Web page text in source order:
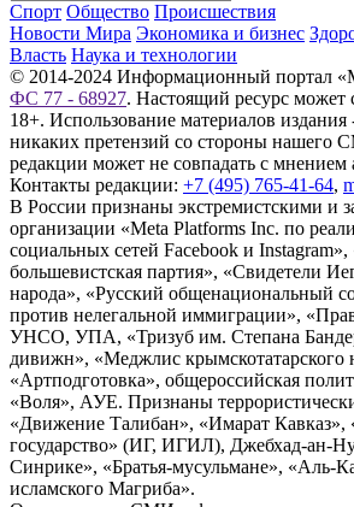
Спорт Общество Происшествия
Новости Мира Экономика и бизнес
Власть Наука и технологии
© 2014-2024 Информационный портал
ФС 77 - 68927. Настоящий ресурс может
18+. Использование материалов издания
никаких претензий со стороны нашего
редакции может не совпадать с мнением
Контакты редакции: +7 (495) 765-41-64,
В России признаны экстремистскими и
организации «Meta Platforms Inc. по
социальных сетей Facebook и
большевистская партия», «Свидетели
народа», «Русский общенациональный
против нелегальной иммиграции»,
УНСО, УПА, «Тризуб им. Степана
дивижн», «Меджлис крымскотатарского
«Артподготовка», общероссийская
«Воля», АУЕ. Признаны
«Движение Талибан», «Имарат Кавказ»,
государство» (ИГ, ИГИЛ), Джебхад-ан-
Синрике», «Братья-мусульмане», «Аль-
исламского Магриба».